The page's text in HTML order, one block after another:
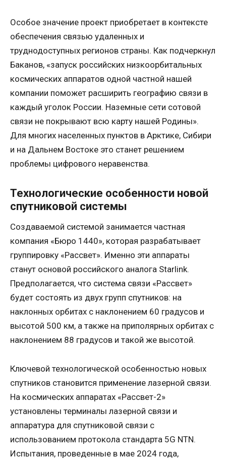
Особое значение проект приобретает в контексте
обеспечения связью удаленных и
труднодоступных регионов страны. Как подчеркнул
Баканов, «запуск российских низкоорбитальных
космических аппаратов одной частной нашей
компании поможет расширить географию связи в
каждый уголок России. Наземные сети сотовой
связи не покрывают всю карту нашей Родины».
Для многих населенных пунктов в Арктике, Сибири
и на Дальнем Востоке это станет решением
проблемы цифрового неравенства.
Технологические особенности новой
спутниковой системы
Создаваемой системой занимается частная
компания «Бюро 1440», которая разрабатывает
группировку «Рассвет». Именно эти аппараты
станут основой российского аналога Starlink.
Предполагается, что система связи «Рассвет»
будет состоять из двух групп спутников: на
наклонных орбитах с наклонением 60 градусов и
высотой 500 км, а также на приполярных орбитах с
наклонением 88 градусов и такой же высотой.
Ключевой технологической особенностью новых
спутников становится применение лазерной связи.
На космических аппаратах «Рассвет-2»
установлены терминалы лазерной связи и
аппаратура для спутниковой связи с
использованием протокола стандарта 5G NTN.
Испытания, проведенные в мае 2024 года,